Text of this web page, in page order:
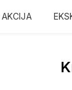
AKCIJA